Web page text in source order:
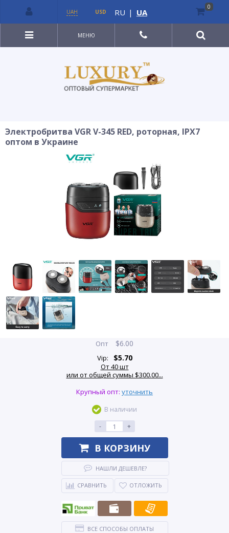
МЕНЮ
Электробритва VGR V-345 RED, роторная, IPX7
оптом в Украине
Опт $6.00
Vip: $5.70
От 40 шт
или от общей суммы $300.00...
Крупный опт: уточнить
В наличии
-
+
В КОРЗИНУ
НАШЛИ ДЕШЕВЛЕ?
СРАВНИТЬ ОТЛОЖИТЬ
ВСЕ СПОСОБЫ ОПЛАТЫ
UAH USD RU | UA
0